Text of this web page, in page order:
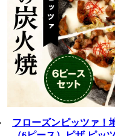
フローズンピッツァ！